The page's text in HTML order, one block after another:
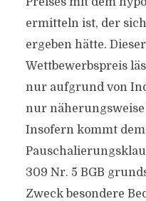
ermitteln ist, der
ergeben hätte.
Wettbewerbspreis
nur aufgrund von
nur
Insofern kommt
309 Nr. 5 BGB
Zweck besondere